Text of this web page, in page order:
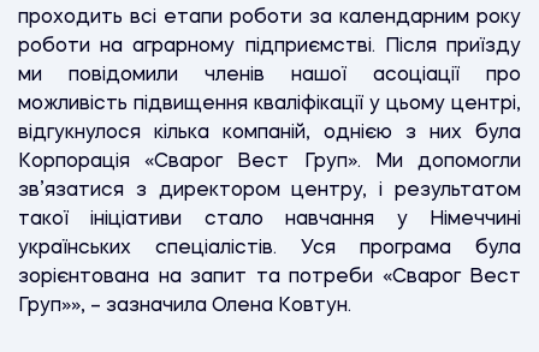
проходить всі етапи роботи за календарним року
роботи на аграрному підприємстві. Після приїзду
ми повідомили членів нашої асоціації про
можливість підвищення кваліфікації у цьому центрі,
відгукнулося кілька компаній, однією з них була
Корпорація «Сварог Вест Груп». Ми допомогли
зв’язатися з директором центру, і результатом
такої ініціативи стало навчання у Німеччині
українських спеціалістів. Уся програма була
зорієнтована на запит та потреби «Сварог Вест
Груп»», – зазначила Олена Ковтун.